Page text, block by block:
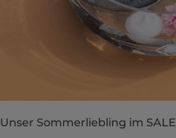
Unser Sommerliebling im SALE